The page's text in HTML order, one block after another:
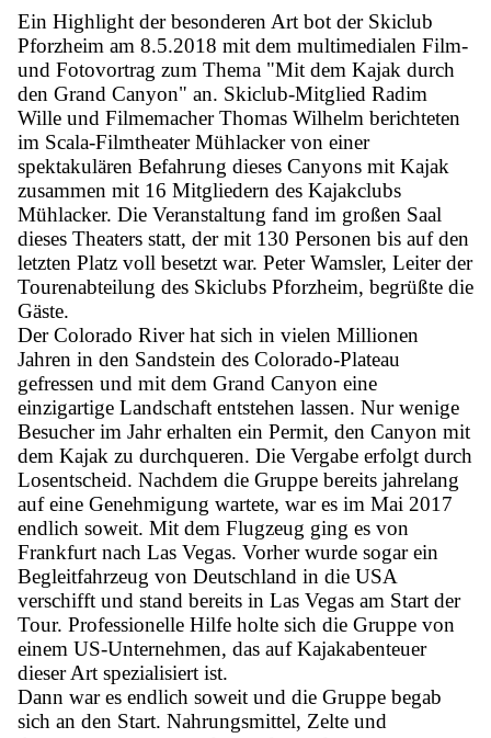
Ein Highlight der besonderen Art bot der Skiclub
Pforzheim am 8.5.2018 mit dem multimedialen Film-
und Fotovortrag zum Thema "Mit dem Kajak durch
den Grand Canyon" an. Skiclub-Mitglied Radim
Wille und Filmemacher Thomas Wilhelm berichteten
im Scala-Filmtheater Mühlacker von einer
spektakulären Befahrung dieses Canyons mit Kajak
zusammen mit 16 Mitgliedern des Kajakclubs
Mühlacker. Die Veranstaltung fand im großen Saal
dieses Theaters statt, der mit 130 Personen bis auf den
letzten Platz voll besetzt war. Peter Wamsler, Leiter der
Tourenabteilung des Skiclubs Pforzheim, begrüßte die
Gäste.
Der Colorado River hat sich in vielen Millionen
Jahren in den Sandstein des Colorado-Plateau
gefressen und mit dem Grand Canyon eine
einzigartige Landschaft entstehen lassen. Nur wenige
Besucher im Jahr erhalten ein Permit, den Canyon mit
dem Kajak zu durchqueren. Die Vergabe erfolgt durch
Losentscheid. Nachdem die Gruppe bereits jahrelang
auf eine Genehmigung wartete, war es im Mai 2017
endlich soweit. Mit dem Flugzeug ging es von
Frankfurt nach Las Vegas. Vorher wurde sogar ein
Begleitfahrzeug von Deutschland in die USA
verschifft und stand bereits in Las Vegas am Start der
Tour. Professionelle Hilfe holte sich die Gruppe von
einem US-Unternehmen, das auf Kajakabenteuer
dieser Art spezialisiert ist.
Dann war es endlich soweit und die Gruppe begab
sich an den Start. Nahrungsmittel, Zelte und